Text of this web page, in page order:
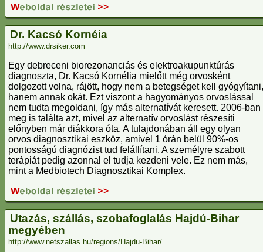
Dr. Kacsó Kornéia
http://www.drsiker.com
Egy debreceni biorezonanciás és elektroakupunktúrás
diagnoszta, Dr. Kacsó Kornélia mielőtt még orvosként
dolgozott volna, rájött, hogy nem a betegséget kell gyógyítani,
hanem annak okát. Ezt viszont a hagyományos orvoslással
nem tudta megoldani, így más alternatívát keresett. 2006-ban
meg is találta azt, mivel az alternatív orvoslást részesíti
előnyben már diákkora óta. A tulajdonában áll egy olyan
orvos diagnosztikai eszköz, amivel 1 órán belül 90%-os
pontosságú diagnózist tud felállítani. A személyre szabott
terápiát pedig azonnal el tudja kezdeni vele. Ez nem más,
mint a Medbiotech Diagnosztikai Komplex.
Utazás, szállás, szobafoglalás Hajdú-Bihar
megyében
http://www.netszallas.hu/regions/Hajdu-Bihar/